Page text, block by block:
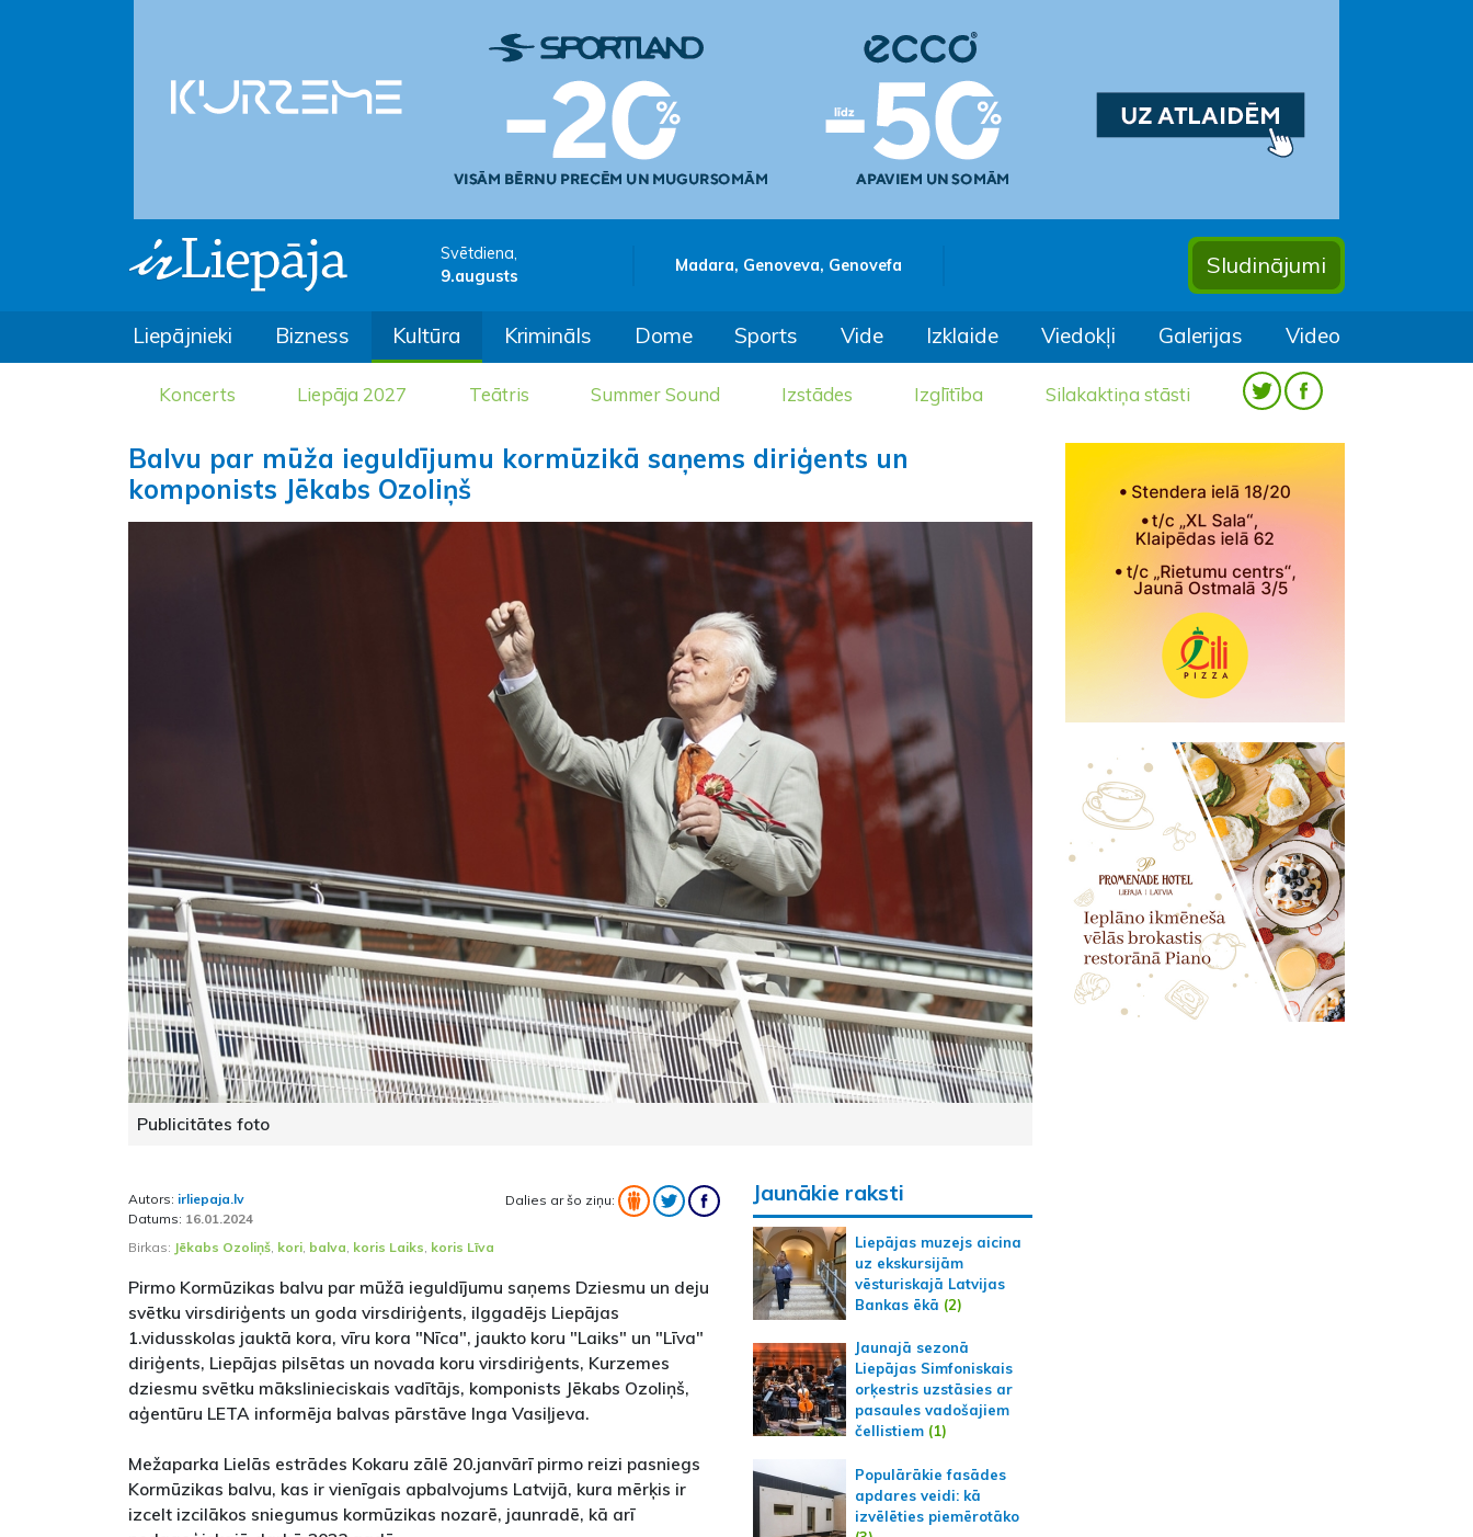
Svētdiena,
9.augusts
Madara, Genoveva, Genovefa Sludinājumi
Liepājnieki Bizness Kultūra Krimināls Dome Sports Vide Izklaide Viedokļi Galerijas Video
Koncerts Liepāja 2027 Teātris Summer Sound Izstādes Izglītība Silakaktiņa stāsti
Balvu par mūža ieguldījumu kormūzikā saņems diriģents un
komponists Jēkabs Ozoliņš
Publicitātes foto
Autors: irliepaja.lv
Datums: 16.01.2024
Dalies ar šo ziņu:
Birkas: Jēkabs Ozoliņš, kori, balva, koris Laiks, koris Līva
Pirmo Kormūzikas balvu par mūžā ieguldījumu saņems Dziesmu un deju
svētku virsdiriģents un goda virsdiriģents, ilggadējs Liepājas
1.vidusskolas jauktā kora, vīru kora "Nīca", jaukto koru "Laiks" un "Līva"
diriģents, Liepājas pilsētas un novada koru virsdiriģents, Kurzemes
dziesmu svētku mākslinieciskais vadītājs, komponists Jēkabs Ozoliņš,
aģentūru LETA informēja balvas pārstāve Inga Vasiļjeva.
Mežaparka Lielās estrādes Kokaru zālē 20.janvārī pirmo reizi pasniegs
Kormūzikas balvu, kas ir vienīgais apbalvojums Latvijā, kura mērķis ir
izcelt izcilākos sniegumus kormūzikas nozarē, jaunradē, kā arī
Jaunākie raksti
Liepājas muzejs aicina
uz ekskursijām
vēsturiskajā Latvijas
Bankas ēkā (2)
Jaunajā sezonā
Liepājas Simfoniskais
orķestris uzstāsies ar
pasaules vadošajiem
čellistiem(1)
Populārākie fasādes
apdares veidi: kā
izvēlēties piemērotāko